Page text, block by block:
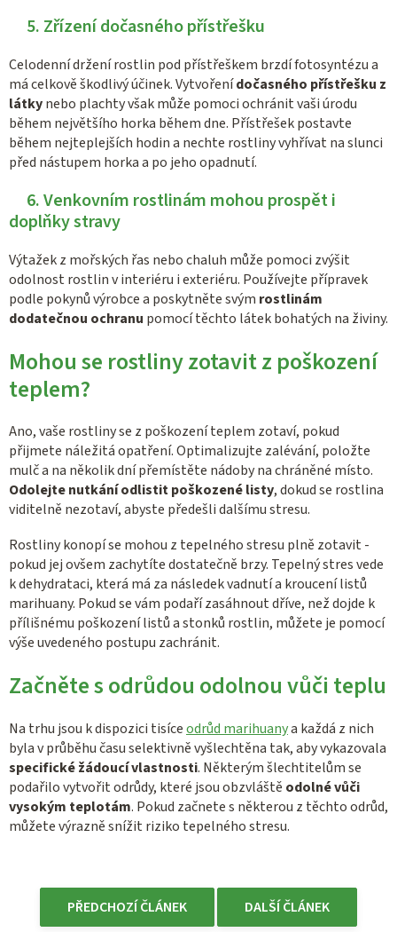
5. Zřízení dočasného přístřešku
Celodenní držení rostlin pod přístřeškem brzdí fotosyntézu a
má celkově škodlivý účinek. Vytvořenídočasného přístřešku z
látkynebo plachty však může pomoci ochránit vaši úrodu
během největšího horka během dne. Přístřešek postavte
během nejteplejších hodin a nechte rostliny vyhřívat na slunci
před nástupem horka a po jeho opadnutí.
6. Venkovním rostlinám mohou prospět i
doplňky stravy
Výtažek z mořských řas nebo chaluh může pomoci zvýšit
odolnost rostlin v interiéru i exteriéru. Používejte přípravek
podle pokynů výrobce a poskytněte svým rostlinám
dodatečnou ochranu pomocí těchto látek bohatých na živiny.
Mohou se rostliny zotavit z poškození
teplem?
Ano, vaše rostliny se z poškození teplem zotaví, pokud
přijmete náležitá opatření. Optimalizujte zalévání, položte
mulč a na několik dní přemístěte nádoby na chráněné místo.
Odolejte nutkání odlistit poškozené listy, dokud se rostlina
viditelně nezotaví, abyste předešli dalšímu stresu.
Rostliny konopí se mohou z tepelného stresu plně zotavit -
pokud jej ovšem zachytíte dostatečně brzy. Tepelný stres vede
k dehydrataci, která má za následek vadnutí a kroucení listů
marihuany. Pokud se vám podaří zasáhnout dříve, než dojde k
přílišnému poškození listů a stonků rostlin, můžete je pomocí
výše uvedeného postupu zachránit.
Začněte s odrůdou odolnou vůči teplu
Na trhu jsou k dispozici tisíceodrůd marihuanya každá z nich
byla v průběhu času selektivně vyšlechtěna tak, aby vykazovala
specifické žádoucí vlastnosti. Některým šlechtitelům se
podařilo vytvořit odrůdy, které jsou obzvláště odolné vůči
vysokým teplotám. Pokud začnete s některou z těchto odrůd,
můžete výrazně snížit riziko tepelného stresu.
PŘEDCHOZÍ ČLÁNEK DALŠÍ ČLÁNEK